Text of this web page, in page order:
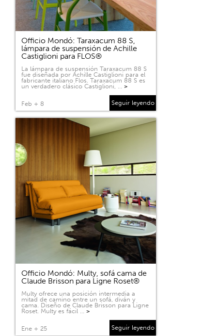
Officio Mondó: Taraxacum 88 S,
lámpara de suspensión de Achille
Castiglioni para FLOS®
La lámpara de suspensión Taraxacum 88 S
fue diseñada por Achille Castiglioni para el
fabricante italiano Flos. Taraxacum 88 S es
un verdadero clásico Castiglioni, … >
Feb + 8 Seguir leyendo
Officio Mondó: Multy, sofá cama de
Claude Brisson para Ligne Roset®
Multy ofrece una posición intermedia a
mitad de camino entre un sofá, diván y
cama. Diseño de Claude Brisson para Ligne
Roset. Multy es fácil … >
Ene + 25 Seguir leyendo